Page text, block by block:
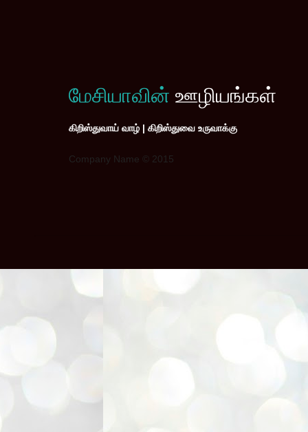
மேசியாவின் ஊழியங்கள்
கிறிஸ்துவாய் வாழ் | கிறிஸ்துவை உருவாக்கு
Company Name © 2015